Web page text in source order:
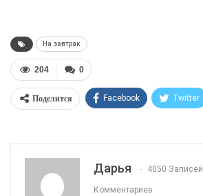
На завтрак
0
204
Поделится Facebook Twitter
Дарья 4050 Записей
Комментариев